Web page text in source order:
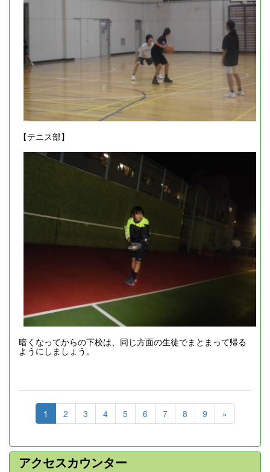
【テニス部】
暗くなってからの下校は、同じ方面の生徒でまとまって帰る
ようにしましょう。
1 2 3 4 5 6 7 8 9 »
アクセスカウンター